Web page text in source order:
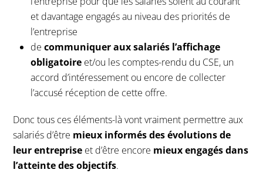
et davantage engagés au niveau des priorités de
l’entreprise
decommuniquer aux salariés l’affichage
obligatoire et/ou les comptes-rendu du CSE, un
accord d’intéressement ou encore de collecter
l’accusé réception de cette offre.
Donc tous ces éléments-là vont vraiment permettre aux
salariés d’être mieux informés des évolutions de
leur entreprise et d’être encore mieux engagés dans
l’atteinte des objectifs.